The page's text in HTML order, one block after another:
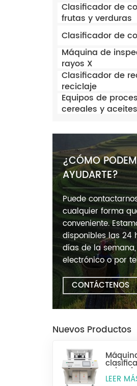
Clasificador de
frutas y verduras
Clasificador de
Máquina de
rayos X
Clasificador de
reciclaje
Equipos de
cereales y aceites
¿CÓMO
AYUDARTE?
Puede
cualquier forma
conveniente.
disponibles las 24
días de la
electrónico o por
CONTÁCTENOS
Nuevos Productos
color
alta
LEER